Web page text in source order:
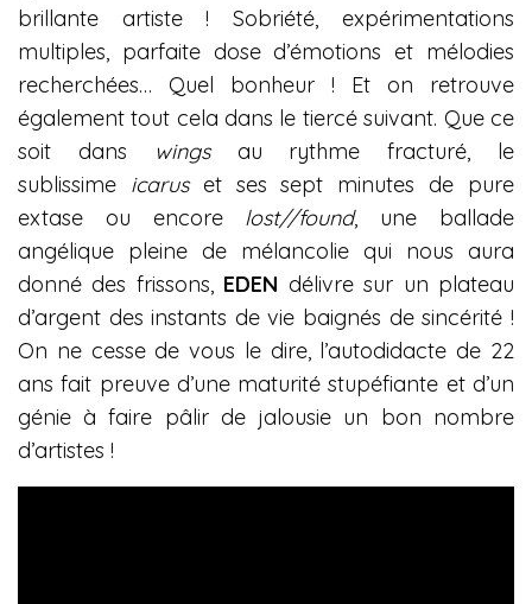
brillante artiste ! Sobriété, expérimentations
multiples, parfaite dose d’émotions et mélodies
recherchées… Quel bonheur ! Et on retrouve
également tout cela dans le tiercé suivant. Que ce
soit dans
wingsau rythme fracturé, le
sublissime icarus et ses sept minutes de pure
extase ou encore lost//found, une ballade
angélique pleine de mélancolie qui nous aura
donné des frissons, EDEN délivre sur un plateau
d’argent des instants de vie baignés de sincérité !
On ne cesse de vous le dire, l’autodidacte de 22
ans fait preuve d’une maturité stupéfiante et d’un
génie à faire pâlir de jalousie un bon nombre
d’artistes !